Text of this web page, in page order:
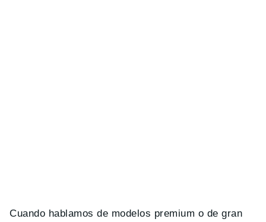
Cuando hablamos de modelos premium o de gran